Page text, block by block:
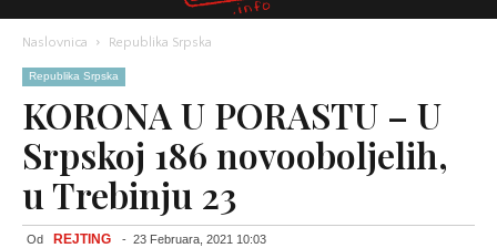
Naslovnica Republika Srpska
Republika Srpska
KORONA U PORASTU – U
Srpskoj 186 novooboljelih,
u Trebinju 23
Od REJTING - 23 Februara, 2021 10:03